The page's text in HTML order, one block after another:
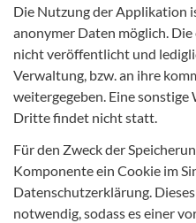
Die Nutzung der Applikation
anonymer Daten möglich.
nicht veröffentlicht und
Verwaltung, bzw. an ihre
weitergegeben. Eine sonstige
Dritte findet nicht statt.
Für den Zweck der
Komponente ein Cookie im
Datenschutzerklärung.
notwendig, sodass es einer